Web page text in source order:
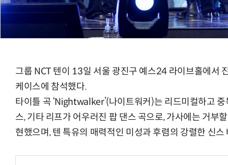
그룹 NCT 텐이 13일 서울 광진구 예스24 라이브홀에서
케이스에 참석했다.
타이틀 곡 ‘Nightwalker’(나이트워커)는 리드미컬하고
스, 기타 리프가 어우러진 팝 댄스 곡으로, 가사에는 거부
현했으며, 텐 특유의 매력적인 미성과 후렴의 강렬한 신스